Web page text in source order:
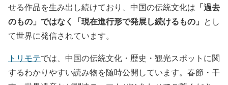
せる作品を生み出し続けており、中国の伝統文化は 「過去
のもの」ではなく「現在進行形で発展し続けるもの」 とし
て世界に発信されています。
トリモテでは、中国の伝統文化・歴史・観光スポットに関
するわかりやすい読み物を随時公開しています。春節・干